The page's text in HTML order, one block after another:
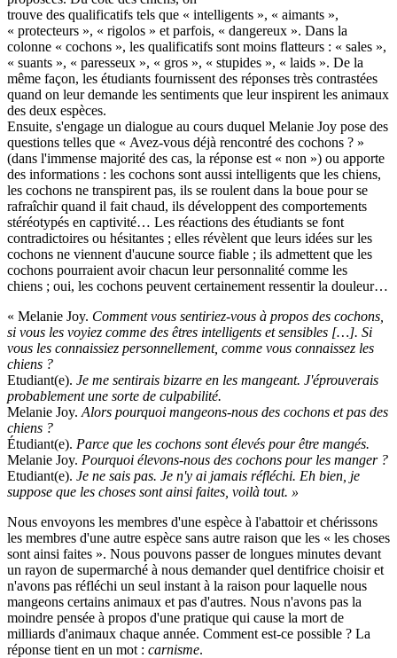
trouve des qualificatifs tels que « intelligents », « aimants »,
« protecteurs », « rigolos » et parfois, « dangereux ». Dans la
colonne « cochons », les qualificatifs sont moins flatteurs : « sales »,
« suants », « paresseux », « gros », « stupides », « laids ». De la
même façon, les étudiants fournissent des réponses très contrastées
quand on leur demande les sentiments que leur inspirent les animaux
des deux espèces.
Ensuite, s'engage un dialogue au cours duquel Melanie Joy pose des
questions telles que « Avez-vous déjà rencontré des cochons ? »
(dans l'immense majorité des cas, la réponse est « non ») ou apporte
des informations : les cochons sont aussi intelligents que les chiens,
les cochons ne transpirent pas, ils se roulent dans la boue pour se
rafraîchir quand il fait chaud, ils développent des comportements
stéréotypés en captivité… Les réactions des étudiants se font
contradictoires ou hésitantes ; elles révèlent que leurs idées sur les
cochons ne viennent d'aucune source fiable ; ils admettent que les
cochons pourraient avoir chacun leur personnalité comme les
chiens ; oui, les cochons peuvent certainement ressentir la douleur…
« Melanie Joy. Comment vous sentiriez-vous à propos des cochons,
si vous les voyiez comme des êtres intelligents et sensibles […]. Si
vous les connaissiez personnellement, comme vous connaissez les
chiens ?
Etudiant(e). Je me sentirais bizarre en les mangeant. J'éprouverais
probablement une sorte de culpabilité.
Melanie Joy. Alors pourquoi mangeons-nous des cochons et pas des
chiens ?
Étudiant(e). Parce que les cochons sont élevés pour être mangés.
Melanie Joy. Pourquoi élevons-nous des cochons pour les manger ?
Etudiant(e). Je ne sais pas. Je n'y ai jamais réfléchi. Eh bien, je
suppose que les choses sont ainsi faites, voilà tout. »
Nous envoyons les membres d'une espèce à l'abattoir et chérissons
les membres d'une autre espèce sans autre raison que les « les choses
sont ainsi faites ». Nous pouvons passer de longues minutes devant
un rayon de supermarché à nous demander quel dentifrice choisir et
n'avons pas réfléchi un seul instant à la raison pour laquelle nous
mangeons certains animaux et pas d'autres. Nous n'avons pas la
moindre pensée à propos d'une pratique qui cause la mort de
milliards d'animaux chaque année. Comment est-ce possible ? La
réponse tient en un mot : carnisme.